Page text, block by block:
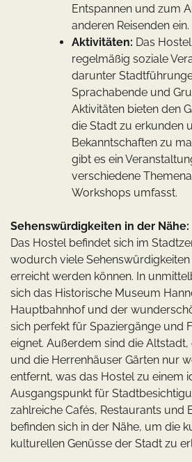
Entspannen und zum
anderen Reisenden ein.
Aktivitäten: Das
regelmäßig soziale
darunter
Sprachabende und
Aktivitäten bieten den
die Stadt zu erkunden
Bekanntschaften zu
gibt es ein
verschiedene
Workshops umfasst.
Sehenswürdigkeiten in der Nähe:
Das Hostel befindet sich im
wodurch viele
erreicht werden können. In
sich das Historische Museum
Hauptbahnhof und der
sich perfekt für Spaziergänge und
eignet. Außerdem sind die Altstadt,
und die Herrenhäuser Gärten nur
entfernt, was das Hostel zu einem
Ausgangspunkt für
zahlreiche Cafés, Restaurants und
befinden sich in der Nähe, um die
kulturellen Genüsse der Stadt zu